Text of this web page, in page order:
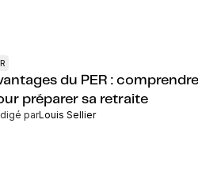
du PER :
préparer sa retraite
parLouis Sellier